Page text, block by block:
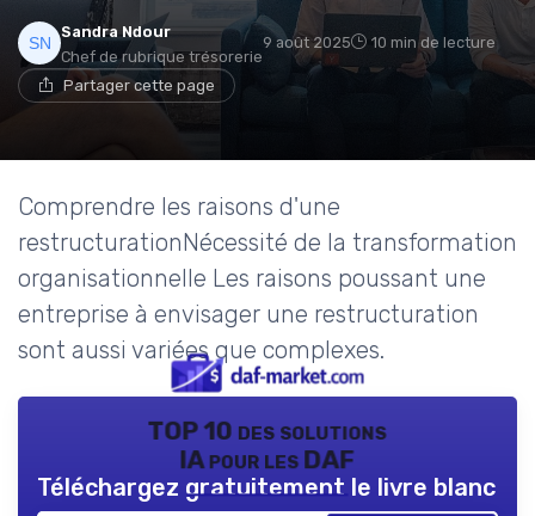
Sandra Ndour
Chef de rubrique trésorerie
9 août 2025 10 min de lecture
Partager cette page
Comprendre les raisons d'une
restructurationNécessité de la transformation
organisationnelle Les raisons poussant une
entreprise à envisager une restructuration
sont aussi variées que complexes.
TOP 10 des solutions
IA pour les DAF
Téléchargez gratuitement le livre blanc